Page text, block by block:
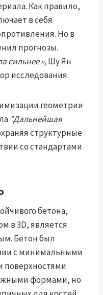
Как правило,
в себя
Но в
прогнозы.
сильнее »,Шу Ян
исследования.
геометрии
”Дальнейшая
структурные
со стандартами
бетона,
в 3D, является
Бетон был
с минимальными
формами, но